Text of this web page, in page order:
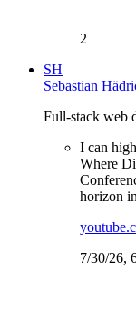
2
SH
Sebastian
Full-stack web
I can
Where
horizon
7/30/26,